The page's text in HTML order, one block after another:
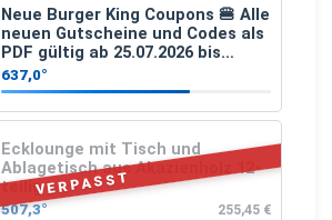
Neue Burger King Coupons 🍔 Alle
neuen Gutscheine und Codes als
PDF gültig ab 25.07.2026 bis
04.09.2026
637,0°
VERPASST
Ecklounge mit Tisch und
Ablagetisch aus Akazienholz 12-
teilig
507,3° 255,45 €